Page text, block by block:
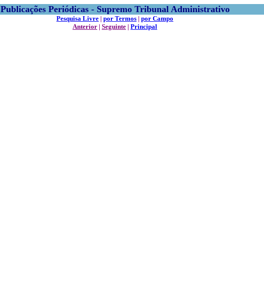
Publicações Periódicas - Supremo Tribunal Administrativo
Pesquisa Livre | por Termos | por Campo
Anterior | Seguinte | Principal